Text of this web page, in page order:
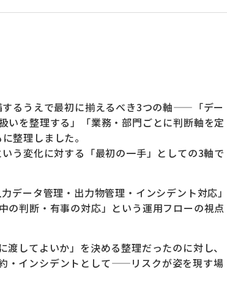
るうえで最初に揃えるべき3つの軸——「デー
いを整理する」「業務・部門ごとに判断軸を定
整理しました。
う変化に対する「最初の一手」としての3軸で
データ管理・出力物管理・インシデント対応
の判断・有事の対応」という運用フローの視点
してよいか」を決める整理だったのに対し、
・インシデントとして——リスクが姿を現す場